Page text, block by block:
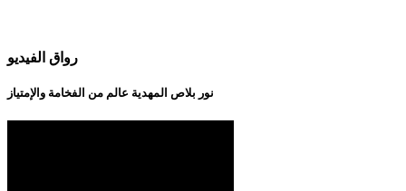
رواق الفيديو
نور بلاص المهدية عالم من الفخامة والإمتياز